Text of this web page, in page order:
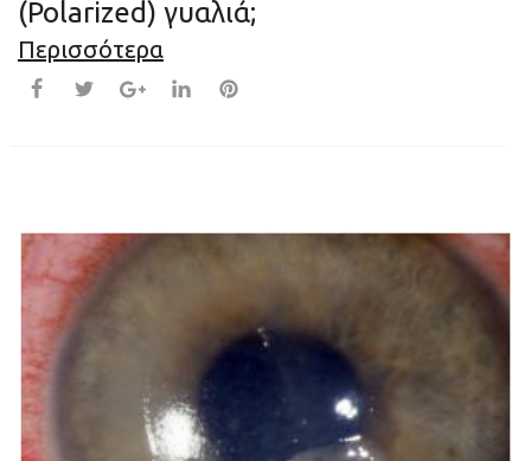
(Polarized) γυαλιά;
Περισσότερα